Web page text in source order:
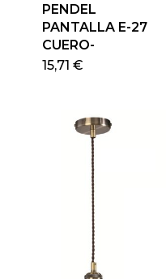
PENDEL
PANTALLA E-27
CUERO-
15,71 €